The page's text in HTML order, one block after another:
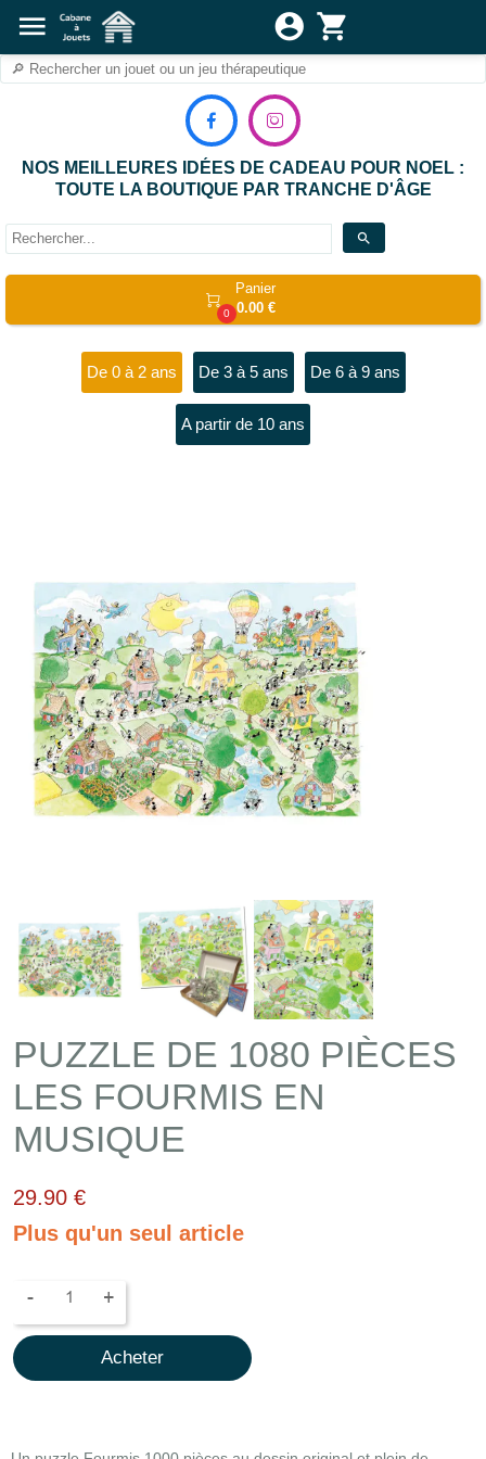
 
NOS MEILLEURES IDÉES DE CADEAU POUR NOEL :
TOUTE LA BOUTIQUE PAR TRANCHE D'ÂGE
search

0
Panier
0.00 €
De 0 à 2 ans De 3 à 5 ans De 6 à 9 ans
A partir de 10 ans
PUZZLE DE 1080 PIÈCES
LES FOURMIS EN
MUSIQUE
29.90 €
Plus qu'un seul article
- +
Acheter
menu account_circle shopping_cart